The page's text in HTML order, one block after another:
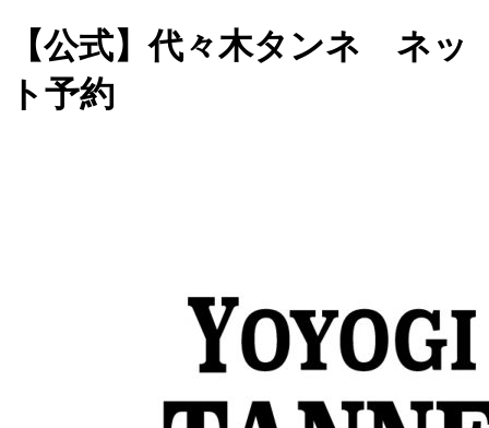
【公式】代々木タンネ ネッ
ト予約